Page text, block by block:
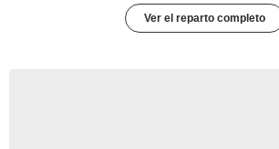
Ver el reparto completo